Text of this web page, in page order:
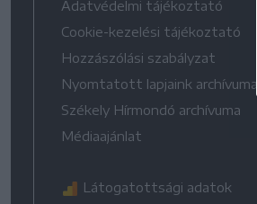
Adatvédelmi tájékoztató
Cookie-kezelési tájékoztató
Hozzászólási szabályzat
Nyomtatott lapjaink archívuma
Székely Hírmondó archívuma
Médiaajánlat
Látogatottsági adatok